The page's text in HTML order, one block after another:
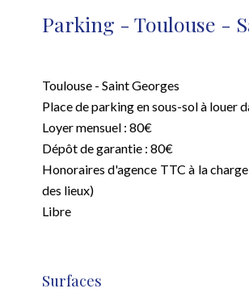
Parking - Toulouse -
Toulouse - Saint Georges
Place de parking en sous-sol à louer
Loyer mensuel : 80€
Dépôt de garantie : 80€
Honoraires d'agence TTC à la
des lieux)
Libre
Surfaces